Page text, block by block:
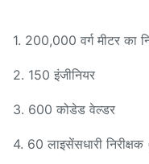
1. 200,000 वर्ग मीटर का
2. 150 इंजीनियर
3. 600 कोडेड वेल्डर
4. 60 लाइसेंसधारी